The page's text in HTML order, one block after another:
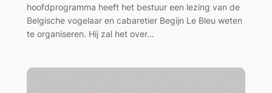
hoofdprogramma heeft het bestuur een lezing van de
Belgische vogelaar en cabaretier Begijn Le Bleu weten
te organiseren. Hij zal het over…